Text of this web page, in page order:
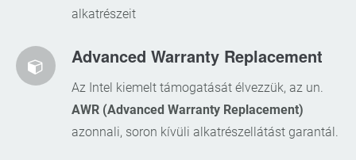
alkatrészeit
Advanced Warranty Replacement
Az Intel kiemelt támogatását élvezzük, az un.
AWR (Advanced Warranty Replacement)
azonnali, soron kívüli alkatrészellátást garantál.